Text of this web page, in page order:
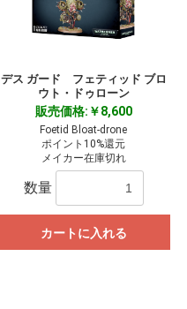
デス ガード フェティッド ブロ
ウト・ドゥローン
販売価格:￥8,600
Foetid Bloat-drone
ポイント10%還元
メイカー在庫切れ
数量
カートに入れる